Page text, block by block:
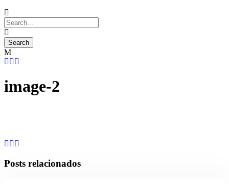
image-2
Posts relacionados